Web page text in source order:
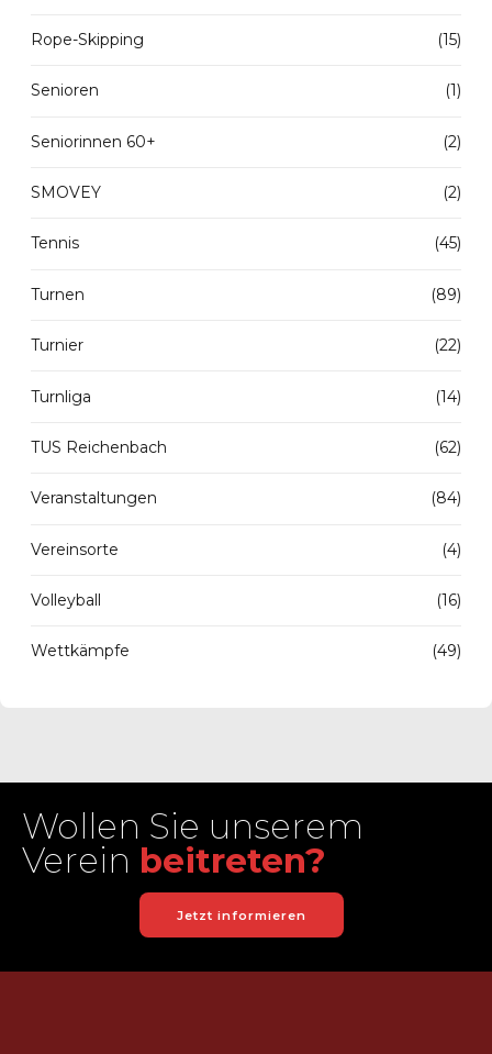
Rope-Skipping (15)
Senioren (1)
Seniorinnen 60+ (2)
SMOVEY (2)
Tennis (45)
Turnen (89)
Turnier (22)
Turnliga (14)
TUS Reichenbach (62)
Veranstaltungen (84)
Vereinsorte (4)
Volleyball (16)
Wettkämpfe (49)
Wollen Sie unserem
Verein beitreten?
Jetzt informieren